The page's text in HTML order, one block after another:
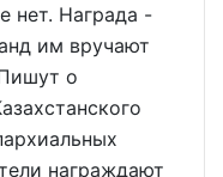
нет. Награда -
им вручают
о
награждают